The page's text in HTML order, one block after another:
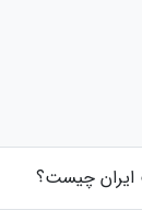
ایران چیست؟